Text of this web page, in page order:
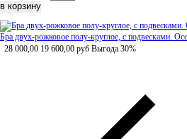
Бра двух-рожковое полу-круглое, с подвесками.
28 000,00 19 600,00 руб Выгода 30%